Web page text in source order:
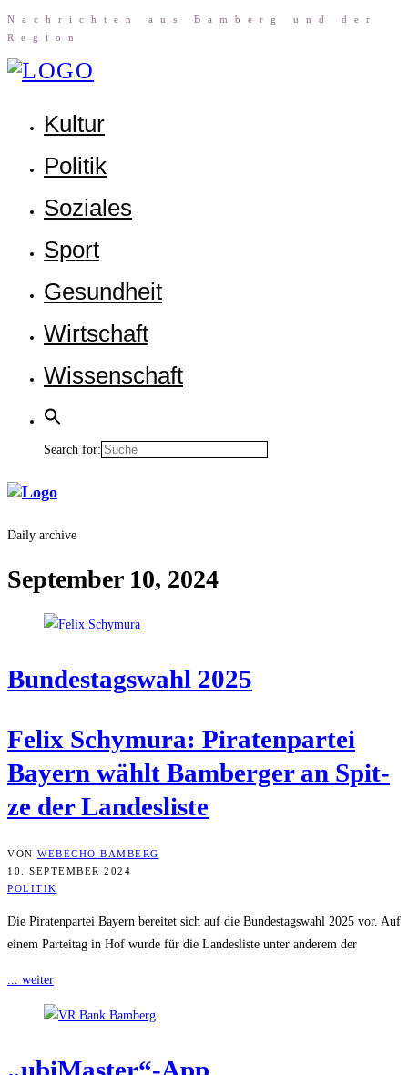
Nach­rich­ten aus Bam­berg und der
Region
Kul­tur
Poli­tik
Sozia­les
Sport
Gesund­heit
Wirt­schaft
Wis­sen­schaft
Search for:
Daily archive
September 10, 2024
Bun­des­tags­wahl 2025
Felix Schy­mu­ra: Pira­ten­par­tei
Bay­ern wählt Bam­ber­ger an Spit­
ze der Landesliste
VON WEBECHO BAMBERG
10. SEPTEMBER 2024
POLITIK
Die Piratenpartei Bayern bereitet sich auf die Bundestagswahl 2025 vor. Auf
einem Parteitag in Hof wurde für die Landesliste unter anderem der
... weiter